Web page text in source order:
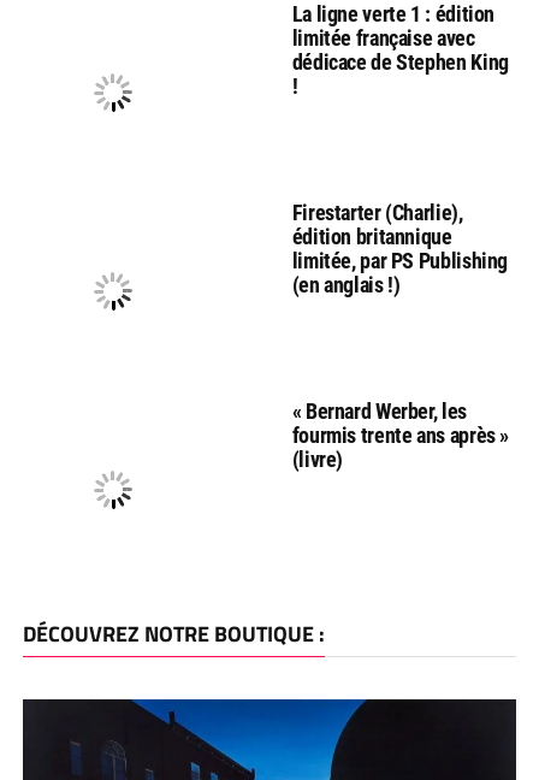
La ligne verte 1 : édition
limitée française avec
dédicace de Stephen King
!
Firestarter (Charlie),
édition britannique
limitée, par PS Publishing
(en anglais !)
« Bernard Werber, les
fourmis trente ans après »
(livre)
DÉCOUVREZ NOTRE BOUTIQUE :